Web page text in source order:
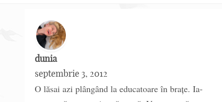
dunia
septembrie 3, 2012
O lăsai azi plângând la educatoare în brațe. Ia-